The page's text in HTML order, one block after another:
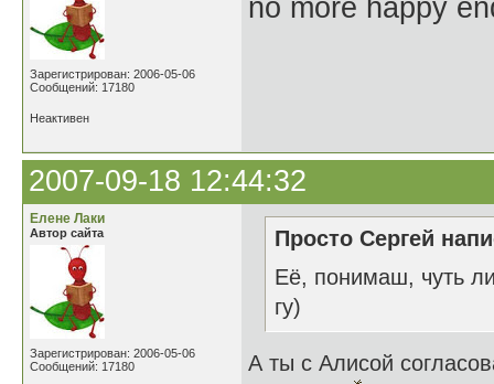
Зарегистрирован: 2006-05-06
Сообщений: 17180
no more happy
Неактивен
2007-09-18 12:44:32
Елене Лаки
Автор сайта
Зарегистрирован: 2006-05-06
Сообщений: 17180
Просто Сергей
Её, понимаш, чуть
гу)
А ты с Алисой